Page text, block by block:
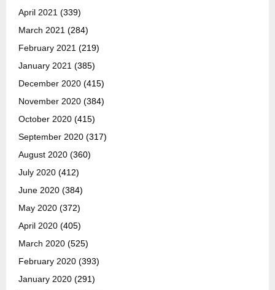
April 2021 (339)
March 2021 (284)
February 2021 (219)
January 2021 (385)
December 2020 (415)
November 2020 (384)
October 2020 (415)
September 2020 (317)
August 2020 (360)
July 2020 (412)
June 2020 (384)
May 2020 (372)
April 2020 (405)
March 2020 (525)
February 2020 (393)
January 2020 (291)